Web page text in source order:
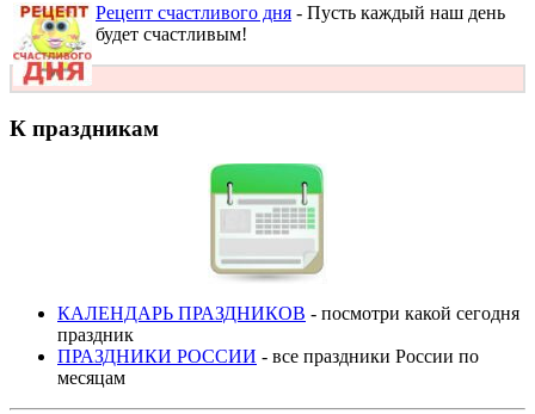
Рецепт счастливого дня - Пусть каждый наш день
будет счастливым!
К праздникам
КАЛЕНДАРЬ ПРАЗДНИКОВ - посмотри какой сегодня
праздник
ПРАЗДНИКИ РОССИИ - все праздники России по
месяцам